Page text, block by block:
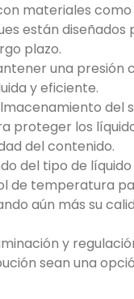
materiales
están
plazo.
una
y eficiente.
del
proteger los
del contenido.
del tipo de
de temperatura
aún más su
y
sean una